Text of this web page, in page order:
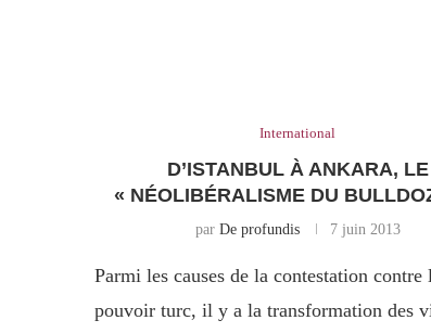
International
D’ISTANBUL À ANKARA, LE
« NÉOLIBÉRALISME DU
par De profundis 7 juin 2013
Parmi les causes de la contestation contre
pouvoir turc, il y a la transformation des